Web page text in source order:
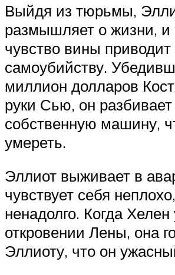
Выйдя из тюрьмы,
размышляет о жизни, и
чувство вины приводит
самоубийству.
миллион долларов
руки Сью, он разбивает
собственную машину,
умереть.
Эллиот выживает в
чувствует себя
ненадолго. Когда Хелен
откровении Лены, она
Эллиоту, что он